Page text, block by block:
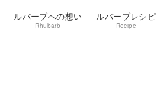
ルバーブへの想い
Rhubarb
ルバーブレシピ
Recipe